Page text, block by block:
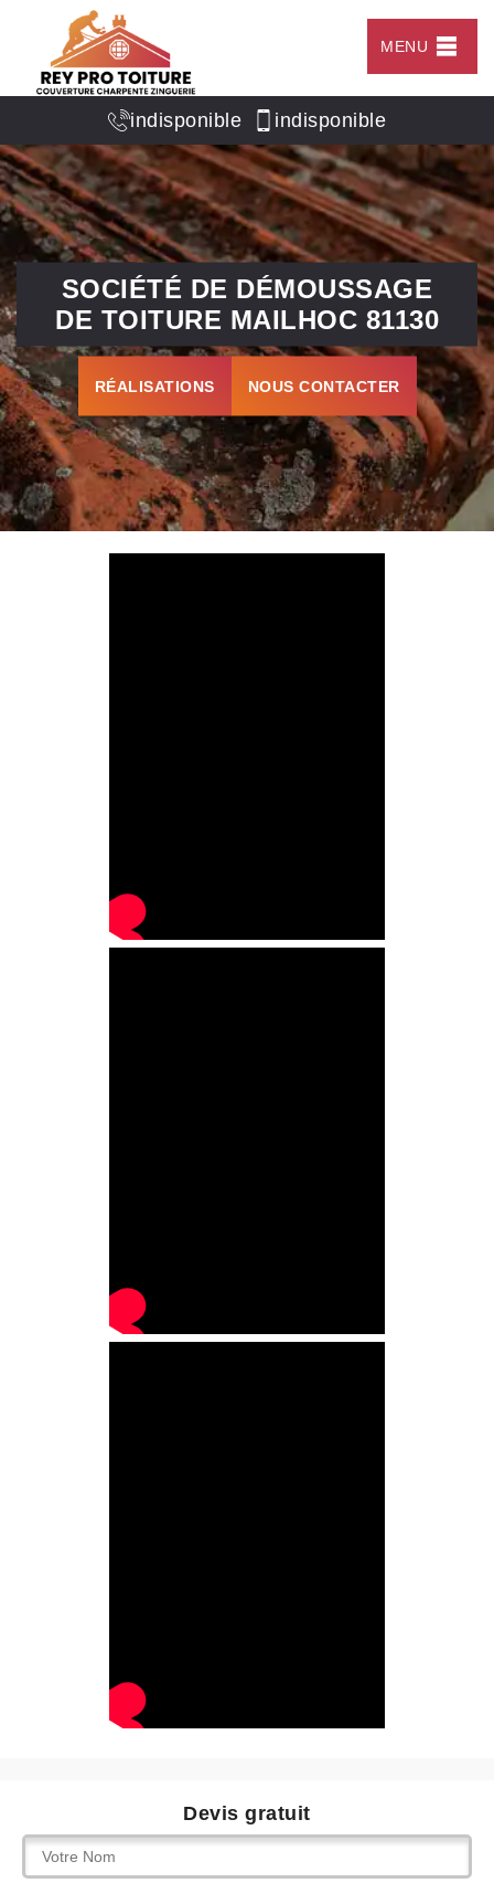
MENU
indisponible indisponible
SOCIÉTÉ DE DÉMOUSSAGE
DE TOITURE MAILHOC 81130
RÉALISATIONS NOUS CONTACTER
Devis gratuit